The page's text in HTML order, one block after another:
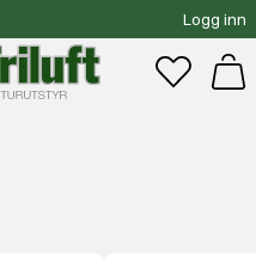
Logg inn